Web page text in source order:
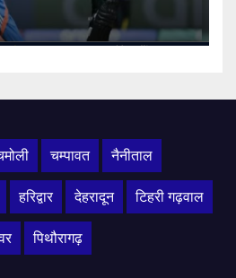
चम्पावत नैनीताल
हरिद्वार देहरादून टिहरी गढ़वाल
पिथौरागढ़